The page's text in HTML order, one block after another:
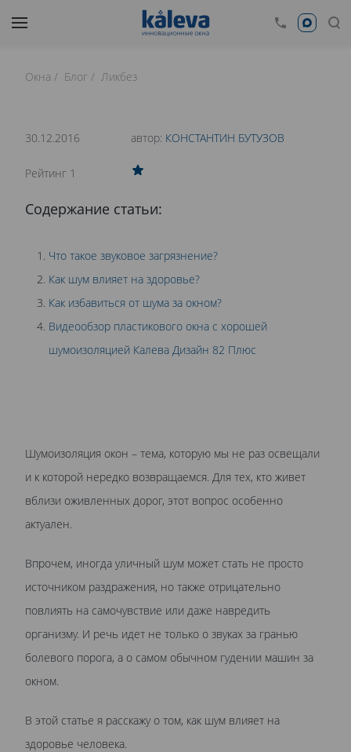
0
НА ЗДОРОВЬЕ?
Окна Блог Ликбез
Содержание статьи:
Что такое звуковое загрязнение?
Как шум влияет на здоровье?
Как избавиться от шума за окном?
Видеообзор пластикового окна с хорошей
шумоизоляцией Калева Дизайн 82 Плюс
30.12.2016 автор: КОНСТАНТИН БУТУЗОВ
Рейтинг 1
Шумоизоляция окон – тема, которую мы не раз освещали
и к которой нередко возвращаемся. Для тех, кто живет
вблизи оживленных дорог, этот вопрос особенно
актуален.
Впрочем, иногда уличный шум может стать не просто
источником раздражения, но также отрицательно
повлиять на самочувствие или даже навредить
организму. И речь идет не только о звуках за гранью
болевого порога, а о самом обычном гудении машин за
окном.
В этой статье я расскажу о том, как шум влияет на
здоровье человека.